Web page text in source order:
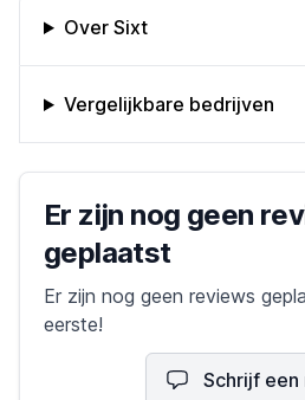
Over Sixt
Vergelijkbare bedrijven
Bedrijfs reviews
Er zijn nog geen
geplaatst
Er zijn nog geen reviews
eerste!
Schrijf